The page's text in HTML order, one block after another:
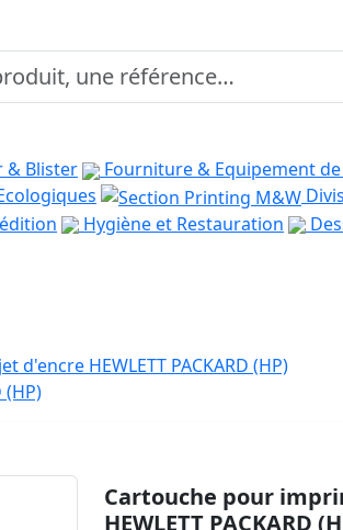
& Blister Fourniture & Equipement
Hygiène et Restauration
HEWLETT PACKARD (HP)
(HP)
Cartouche pour
HEWLETT PACKARD